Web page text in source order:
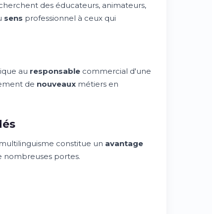
des éducateurs, animateurs,
sens professionnel à ceux qui
au responsable commercial d'une
de nouveaux métiers en
constitue un avantage
nombreuses portes.